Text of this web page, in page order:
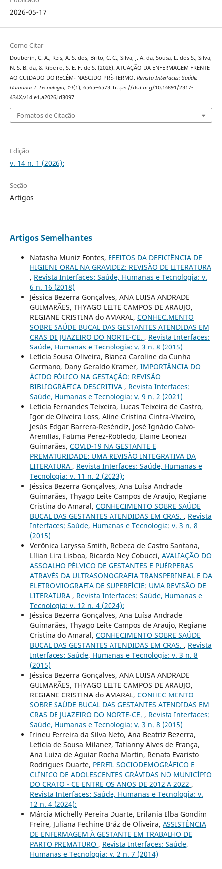
2026-05-17
Como Citar
Douberin, C. A., Reis, A. S. dos, Brito, C. C., Silva, J. A. da, Sousa, L. dos S., Silva,
N. S. B. da, & Ribeiro, S. E. F. de S. (2026). ATUAÇÃO DA ENFERMAGEM FRENTE
AO CUIDADO DO RECÉM- NASCIDO PRÉ-TERMO. Revista Interfaces: Saúde,
Humanas E Tecnologia, 14(1), 6565–6573. https://doi.org/10.16891/2317-
434X.v14.e1.a2026.id3097
Fomatos de Citação
Edição
v. 14 n. 1 (2026):
Seção
Artigos
Artigos Semelhantes
Natasha Muniz Fontes, EFEITOS DA DEFICIÊNCIA DE
HIGIENE ORAL NA GRAVIDEZ: REVISÃO DE LITERATURA
, Revista Interfaces: Saúde, Humanas e Tecnologia: v.
6 n. 16 (2018)
Jéssica Bezerra Gonçalves, ANA LUISA ANDRADE
GUIMARÃES, THYAGO LEITE CAMPOS DE ARAUJO,
REGIANE CRISTINA do AMARAL, CONHECIMENTO
SOBRE SAÚDE BUCAL DAS GESTANTES ATENDIDAS EM
CRAS DE JUAZEIRO DO NORTE-CE. , Revista Interfaces:
Saúde, Humanas e Tecnologia: v. 3 n. 8 (2015)
Letícia Sousa Oliveira, Bianca Caroline da Cunha
Germano, Dany Geraldo Kramer, IMPORTÂNCIA DO
ÁCIDO FÓLICO NA GESTAÇÃO: REVISÃO
BIBLIOGRÁFICA DESCRITIVA , Revista Interfaces:
Saúde, Humanas e Tecnologia: v. 9 n. 2 (2021)
Leticia Fernandes Teixeira, Lucas Teixeira de Castro,
Igor de Oliveira Loss, Aline Cristina Cintra-Viveiro,
Jesús Edgar Barrera-Reséndiz, José Ignácio Calvo-
Arenillas, Fátima Pérez-Robledo, Elaine Leonezi
Guimarães, COVID-19 NA GESTANTE E
PREMATURIDADE: UMA REVISÃO INTEGRATIVA DA
LITERATURA , Revista Interfaces: Saúde, Humanas e
Tecnologia: v. 11 n. 2 (2023):
Jéssica Bezerra Gonçalves, Ana Luísa Andrade
Guimarães, Thyago Leite Campos de Araújo, Regiane
Cristina do Amaral, CONHECIMENTO SOBRE SAÚDE
BUCAL DAS GESTANTES ATENDIDAS EM CRAS. , Revista
Interfaces: Saúde, Humanas e Tecnologia: v. 3 n. 8
(2015)
Verônica Laryssa Smith, Rebeca de Castro Santana,
Lílian Lira Lisboa, Ricardo Ney Cobucci, AVALIAÇÃO DO
ASSOALHO PÉLVICO DE GESTANTES E PUÉRPERAS
ATRAVÉS DA ULTRASONOGRAFIA TRANSPERINEAL E DA
ELETROMIOGRAFIA DE SUPERFÍCIE: UMA REVISÃO DE
LITERATURA , Revista Interfaces: Saúde, Humanas e
Tecnologia: v. 12 n. 4 (2024):
Jéssica Bezerra Gonçalves, Ana Luísa Andrade
Guimarães, Thyago Leite Campos de Araújo, Regiane
Cristina do Amaral, CONHECIMENTO SOBRE SAÚDE
BUCAL DAS GESTANTES ATENDIDAS EM CRAS. , Revista
Interfaces: Saúde, Humanas e Tecnologia: v. 3 n. 8
(2015)
Jéssica Bezerra Gonçalves, ANA LUISA ANDRADE
GUIMARÃES, THYAGO LEITE CAMPOS DE ARAUJO,
REGIANE CRISTINA do AMARAL, CONHECIMENTO
SOBRE SAÚDE BUCAL DAS GESTANTES ATENDIDAS EM
CRAS DE JUAZEIRO DO NORTE-CE. , Revista Interfaces:
Saúde, Humanas e Tecnologia: v. 3 n. 8 (2015)
Irineu Ferreira da Silva Neto, Ana Beatriz Bezerra,
Letícia de Sousa Milanez, Tatianny Alves de França,
Ana Luiza de Aguiar Rocha Martin, Renata Evaristo
Rodrigues Duarte, PERFIL SOCIODEMOGRÁFICO E
CLÍNICO DE ADOLESCENTES GRÁVIDAS NO MUNICÍPIO
DO CRATO - CE ENTRE OS ANOS DE 2012 A 2022 ,
Revista Interfaces: Saúde, Humanas e Tecnologia: v.
12 n. 4 (2024):
Márcia Michelly Pereira Duarte, Erilania Elba Gondim
Freire, Juliana Fechine Bráz de Oliveira, ASSISTÊNCIA
DE ENFERMAGEM À GESTANTE EM TRABALHO DE
PARTO PREMATURO , Revista Interfaces: Saúde,
Humanas e Tecnologia: v. 2 n. 7 (2014)